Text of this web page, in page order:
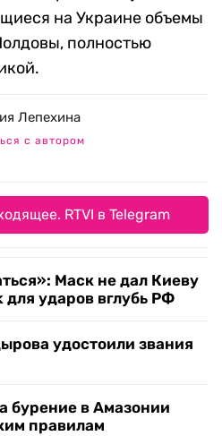
на Украине объемы
полностью
Лепехина
с автором
RTVI в Telegram
Маск не дал Киеву
для ударов вглубь РФ
удостоили звания
бурение в Амазонии
правилам